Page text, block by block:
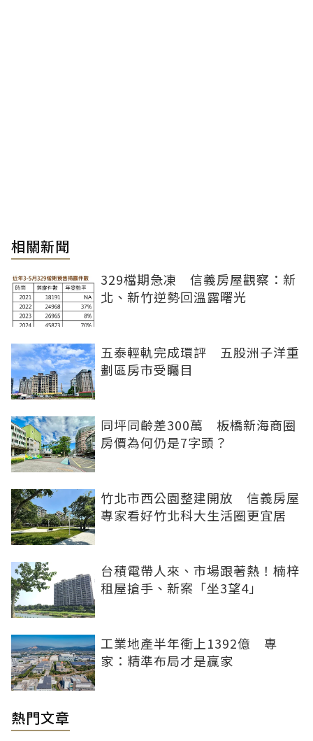
相關新聞
329檔期急凍 信義房屋觀察：新
北、新竹逆勢回溫露曙光
五泰輕軌完成環評 五股洲子洋重
劃區房市受矚目
同坪同齡差300萬 板橋新海商圈
房價為何仍是7字頭？
竹北市西公園整建開放 信義房屋
專家看好竹北科大生活圈更宜居
台積電帶人來、市場跟著熱！楠梓
租屋搶手、新案「坐3望4」
工業地產半年衝上1392億 專
家：精準布局才是贏家
熱門文章